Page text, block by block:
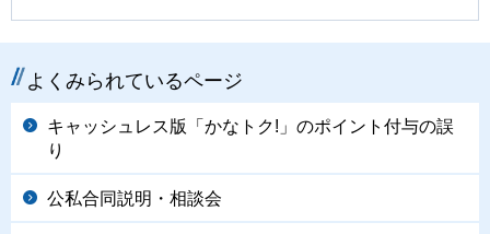
よくみられているページ
キャッシュレス版「かなトク!」のポイント付与の誤
り
公私合同説明・相談会